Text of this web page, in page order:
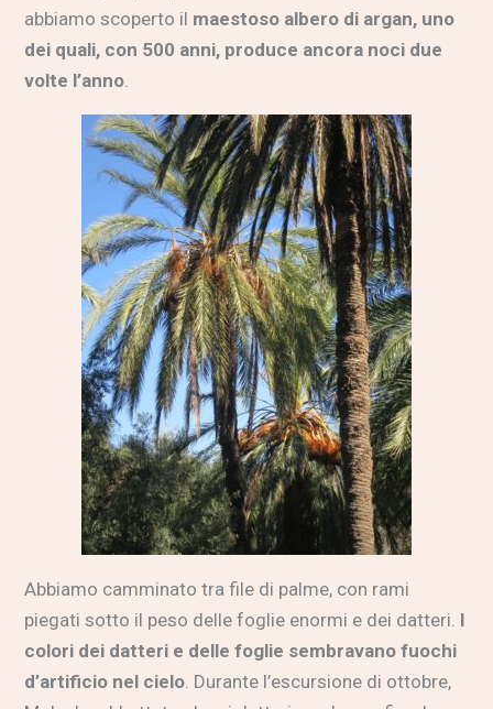
abbiamo scoperto il maestoso albero di argan, uno
dei quali, con 500 anni, produce ancora noci due
volte l’anno.
Abbiamo camminato tra file di palme, con rami
piegati sotto il peso delle foglie enormi e dei datteri. I
colori dei datteri e delle foglie sembravano fuochi
d’artificio nel cielo. Durante l’escursione di ottobre,